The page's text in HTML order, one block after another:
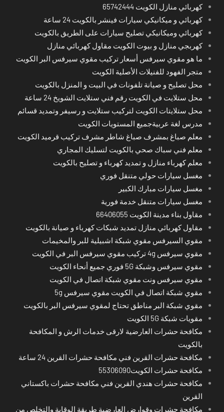
كهربائي منازل الكويت 65742444
كهربائي و ميكانيكي سيارات فينشر بالكويت 24 ساعة
كهربائي وميكانيكي تصليح سيارات على الطريق بالكويت
كهربجي منازل و بيوت الكويت مقاول كهربائي منازل
ما هو مقوي سيرفس أسعار تركيب مقوي سيرفس البر الكويت
متجر الفهود للفنيلات الأصلية الكويت
محل تصليح و صيانة تلفونات في البيت و المنزل بالكويت
محل ستلايت في الكويت رقم فني ستلايت الشويخ 24 ساعة
محل ستلايتات الكويت لتركيب ستلايت و رسيفر وتمديد قسائم
مدرس لغة عربيةجميع المستويات الكويت
معلم صباغ بمشرف صباغ شاطر مشرف تركيب قرميد الكويت
معلم فني سباك صحي بالكويت لتسليك المجاري
معلم كهرباء منازل و تمديد كهرباء و تصليح بالكويت
مغسل سيارات حولي متنقل فوري
مغسل سيارات مبارك الكبير
مغسل سيارات متنقل خدمة فورية
مقاول بناء مدينة الكويت 66406055
مقاول كهربائي منازل تمديد شبكات كهرباء و صيانة بالكويت
مقوي السيرفس مقوي شبكة اشبيلية للبر والمخيمات
مقوي سيرفس 4g تركيب مقوي سيرفس البر في الكويت
مقوي سيرفس وشبكة 5G فوري جميع أنحاء الكويت
مقوي سيرفس ونت مقوي شبكة اتصال في الكويت
مقوي شبكة اتصال في الكويت مقوي سيرفس 5g
مقوي شبكة البر مناطق تحتاج لمقوي سيرفس البر بالكويت
مقويات شبكة 5G الكويت
مكافحة حشرات العارضية لارقى خدمات الرش و المكافحة
بالكويت
مكافحة حشرات القرين فني مكافحة حشرات القرين 24 ساعة
مكافحة حشرات الكويت55306090
مكافحة حشرات هندي القرين فني مكافحة حشرات باكستاني
القرين
مكافحة حشرات وقوارض العارضية طريقة الوقاية والتخلص من